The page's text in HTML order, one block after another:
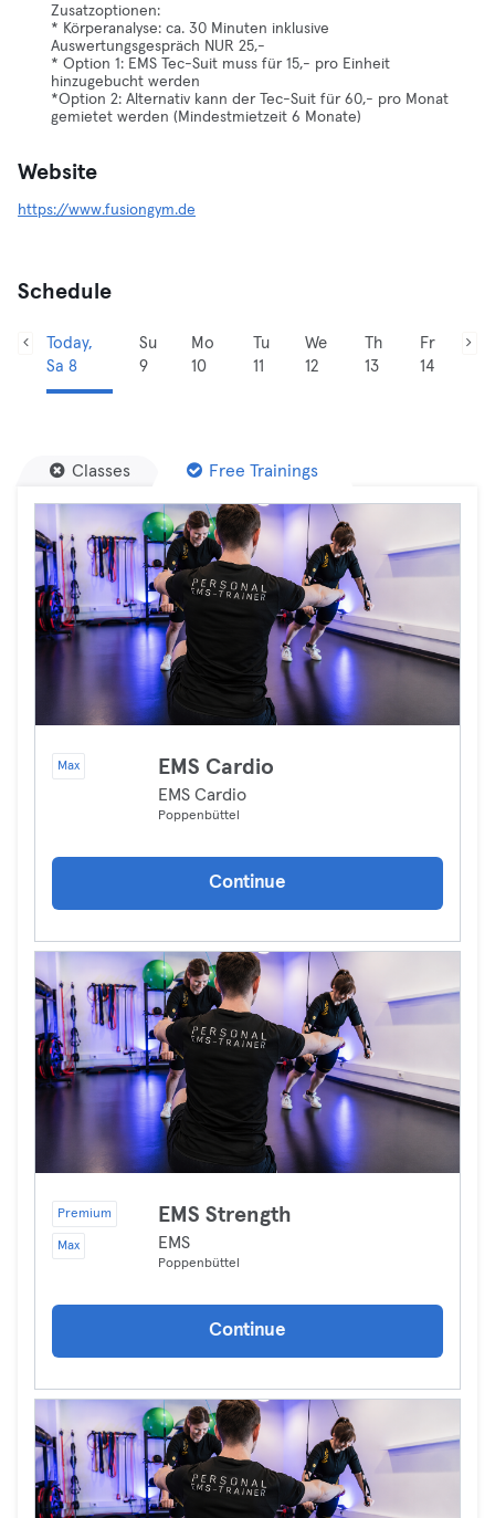
Zusatzoptionen:
* Körperanalyse: ca. 30 Minuten inklusive
Auswertungsgespräch NUR 25,-
* Option 1: EMS Tec-Suit muss für 15,- pro Einheit
hinzugebucht werden
*Option 2: Alternativ kann der Tec-Suit für 60,- pro Monat
gemietet werden (Mindestmietzeit 6 Monate)
Website
https://www.fusiongym.de
Schedule
Today,
Sa 8
Su
9
Mo
10
Tu
11
We
12
Th
13
Fr
14
Classes Free Trainings
Max EMS Cardio
EMS Cardio
Poppenbüttel
Continue
Premium
Max
EMS Strength
EMS
Poppenbüttel
Continue